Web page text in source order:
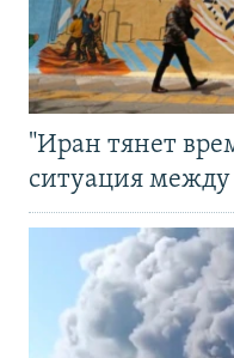
"Иран тянет
ситуация